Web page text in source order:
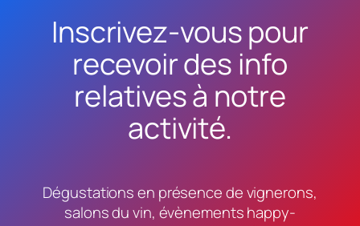
Inscrivez-vous pour
recevoir des info
relatives à notre
activité.
Dégustations en présence de vignerons,
salons du vin, évènements happy-